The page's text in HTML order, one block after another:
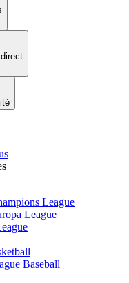
League
League
Baseball